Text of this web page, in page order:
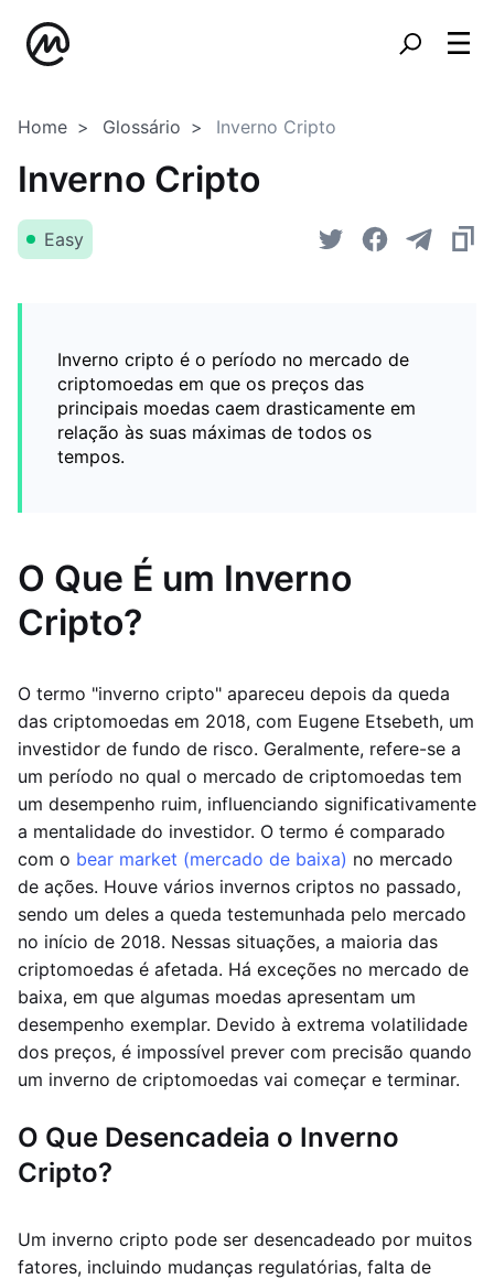
Home Glossário Inverno Cripto
Inverno Cripto
Easy
Inverno cripto é o período no mercado de
criptomoedas em que os preços das
principais moedas caem drasticamente em
relação às suas máximas de todos os
tempos.
O Que É um Inverno
Cripto?
O termo "inverno cripto" apareceu depois da queda
das criptomoedas em 2018, com Eugene Etsebeth, um
investidor de fundo de risco. Geralmente, refere-se a
um período no qual o mercado de criptomoedas tem
um desempenho ruim, influenciando significativamente
a mentalidade do investidor. O termo é comparado
com o bear market (mercado de baixa) no mercado
de ações. Houve vários invernos criptos no passado,
sendo um deles a queda testemunhada pelo mercado
no início de 2018. Nessas situações, a maioria das
criptomoedas é afetada. Há exceções no mercado de
baixa, em que algumas moedas apresentam um
desempenho exemplar. Devido à extrema volatilidade
dos preços, é impossível prever com precisão quando
um inverno de criptomoedas vai começar e terminar.
O Que Desencadeia o Inverno
Cripto?
Um inverno cripto pode ser desencadeado por muitos
fatores, incluindo mudanças regulatórias, falta de